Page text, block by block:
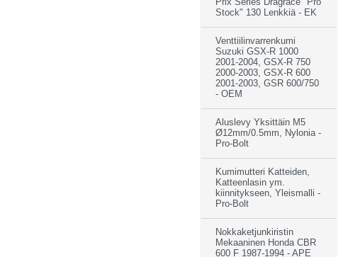
Stock" 130 Lenkkiä - EK
Venttiilinvarrenkumi
Suzuki GSX-R 1000
2001-2004, GSX-R 750
2000-2003, GSX-R 600
2001-2003, GSR 600/750
- OEM
Aluslevy Yksittäin M5
Ø12mm/0.5mm, Nylonia -
Pro-Bolt
Kumimutteri Katteiden,
Katteenlasin ym.
kiinnitykseen, Yleismalli -
Pro-Bolt
Nokkaketjunkiristin
Mekaaninen Honda CBR
600 F 1987-1994 - APE